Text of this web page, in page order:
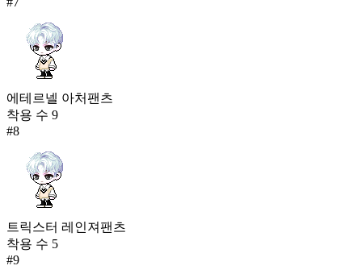
에테르넬 아처팬츠
착용 수 9
#8
트릭스터 레인져팬츠
착용 수 5
#9